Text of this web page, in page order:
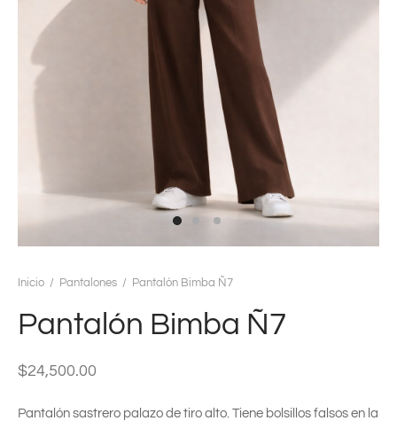
Inicio / Pantalones / Pantalón Bimba Ñ7
Pantalón Bimba Ñ7
$24,500.00
Pantalón sastrero palazo de tiro alto. Tiene bolsillos falsos en la